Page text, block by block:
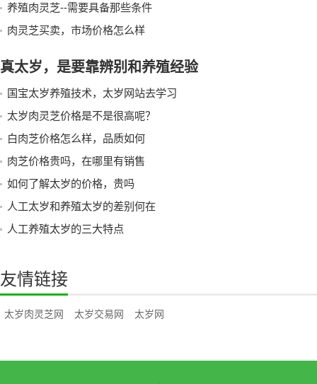
养殖肉灵芝--需要具备那些条件
肉灵芝买卖，市场价格怎么样
真太岁，是要靠辨别和养殖经验
国宝太岁养殖技术，太岁网站去学习
太岁肉灵芝价格是不是很高呢？
白肉芝价格怎么样，品质如何
肉芝价格贵吗，在哪里有销售
如何了解太岁的价格，贵吗
人工太岁和养殖太岁的差别何在
人工养殖太岁的三大特点
友情链接
太岁肉灵芝网 太岁交易网 太岁网